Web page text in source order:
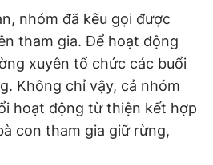
nhóm đã kêu gọi được
tham gia. Để hoạt động
xuyên tổ chức các buổi
Không chỉ vậy, cả nhóm
hoạt động từ thiện kết hợp
con tham gia giữ rừng,